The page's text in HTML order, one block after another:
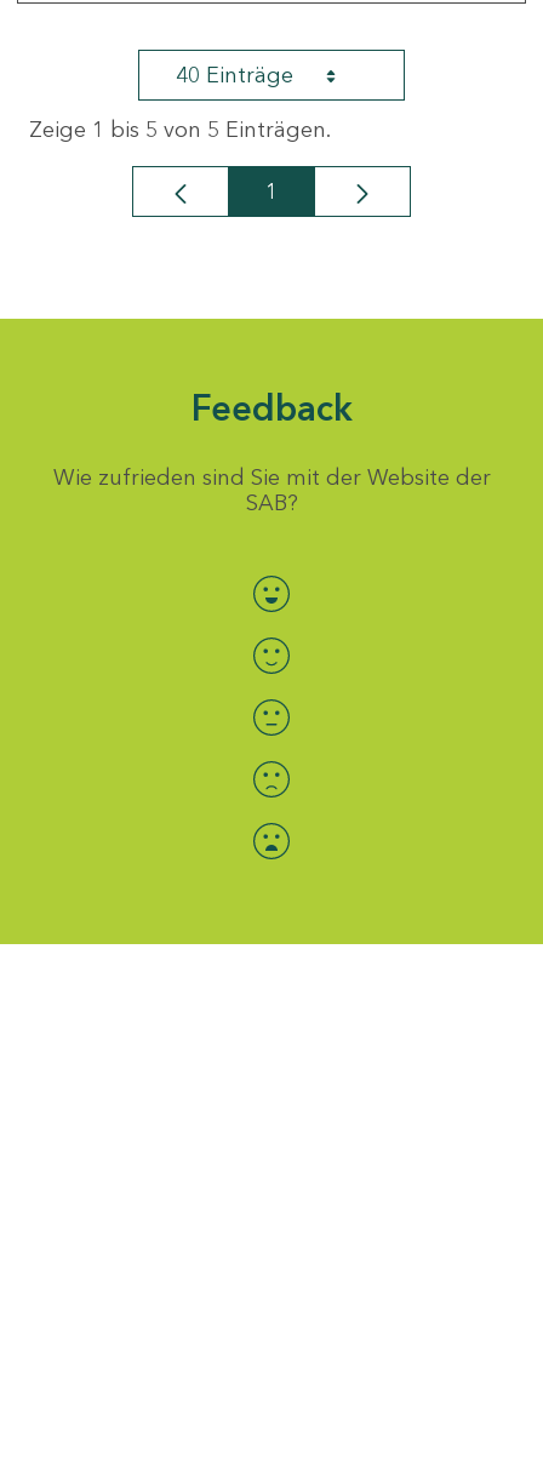
40 Einträge
Zeige 1 bis 5 von 5 Einträgen.
Seite
1
Feedback
Wie zufrieden sind Sie mit der Website der
SAB?
Bewertung auswählen